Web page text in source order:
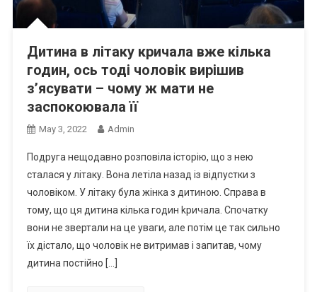
Дитина в літаку кричала вже кілька
годин, ось тоді чоловік вирішив
з’ясувати – чому ж мати не
заспокоювала її
May 3, 2022 Admin
Подруга нещодавно розповіла історію, що з нею
сталася у літаку. Вона летіла назад із відпустки з
чоловіком. У літаку була жінка з дитиною. Справа в
тому, що ця дитина кілька годин kричала. Спочатку
вони не звертали на це уваги, але потім це так сильно
їх дістало, що чоловік не витримав і запитав, чому
дитина постійно […]